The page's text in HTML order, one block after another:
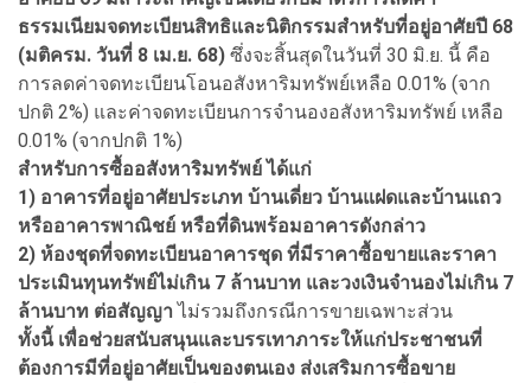
ธรรมเนียมจดทะเบียนสิทธิและนิติกรรมสำหรับที่อยู่อาศัยปี 68
(มติครม. วันที่ 8 เม.ย. 68) ซึ่งจะสิ้นสุดในวันที่ 30 มิ.ย. นี้ คือ
การลดค่าจดทะเบียนโอนอสังหาริมทรัพย์เหลือ 0.01% (จาก
ปกติ 2%) และค่าจดทะเบียนการจำนองอสังหาริมทรัพย์ เหลือ
0.01% (จากปกติ 1%)
สำหรับการซื้ออสังหาริมทรัพย์ ได้แก่
1) อาคารที่อยู่อาศัยประเภท บ้านเดี่ยว บ้านแฝดและบ้านแถว
หรืออาคารพาณิชย์ หรือที่ดินพร้อมอาคารดังกล่าว
2) ห้องชุดที่จดทะเบียนอาคารชุด ที่มีราคาซื้อขายและราคา
ประเมินทุนทรัพย์ไม่เกิน 7 ล้านบาท และวงเงินจำนองไม่เกิน 7
ล้านบาท ต่อสัญญา ไม่รวมถึงกรณีการขายเฉพาะส่วน
ทั้งนี้ เพื่อช่วยสนับสนุนและบรรเทาภาระให้แก่ประชาชนที่
ต้องการมีที่อยู่อาศัยเป็นของตนเอง ส่งเสริมการซื้อขาย